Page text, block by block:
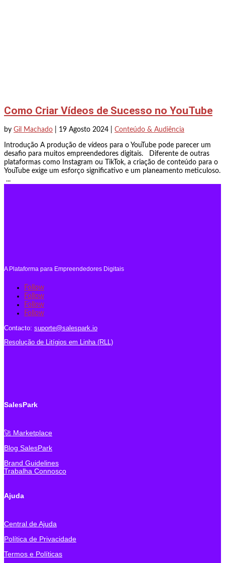
Como Criar Vídeos de Sucesso no YouTube
by Gil Machado 19 Agosto 2024 Conteúdo & Audiência
Introdução A produção de vídeos para o YouTube pode parecer um
desafio para muitos empreendedores digitais. Diferente de outras
plataformas como Instagram ou TikTok, a criação de conteúdo para o
YouTube exige um esforço significativo e um planeamento meticuloso.
...
A Plataforma para Empreendedores Digitais
Follow
Follow
Follow
Follow
Contacto: suporte@salespark.io
Resolução de Litígios em Linha (RLL)
SalesPark
🚀 Marketplace
Blog SalesPark
Brand Guidelines
Trabalha Connosco
Ajuda
Central de Ajuda
Política de Privacidade
Termos e Políticas